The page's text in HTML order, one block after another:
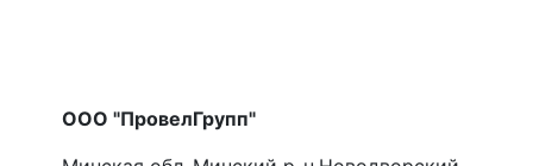
ООО "ПровелГрупп"